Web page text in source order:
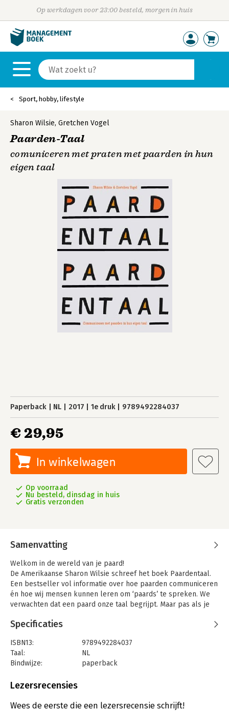
Op werkdagen voor 23:00 besteld, morgen in huis
Sport, hobby, lifestyle
Sharon Wilsie, Gretchen Vogel
Paarden-Taal
comuniceren met praten met paarden in hun
eigen taal
Paperback NL 2017 1e druk 9789492284037
€ 29,95
In winkelwagen
Op voorraad
Nu besteld, dinsdag in huis
Gratis verzonden
Samenvatting
Welkom in de wereld van je paard!
De Amerikaanse Sharon Wilsie schreef het boek Paardentaal.
Een bestseller vol informatie over hoe paarden communiceren
én hoe wij mensen kunnen leren om ‘paards’ te spreken. We
verwachten dat een paard onze taal begrijpt. Maar pas als je
spreken, dan maak je echt contact.”
Specificaties
ISBN13:
9789492284037
Taal:
NL
Bindwijze:
paperback
Uitgever:
Verschijningsdatum:
28-7-2017
Lezersrecensies
Wees de eerste die een lezersrecensie schrijft!